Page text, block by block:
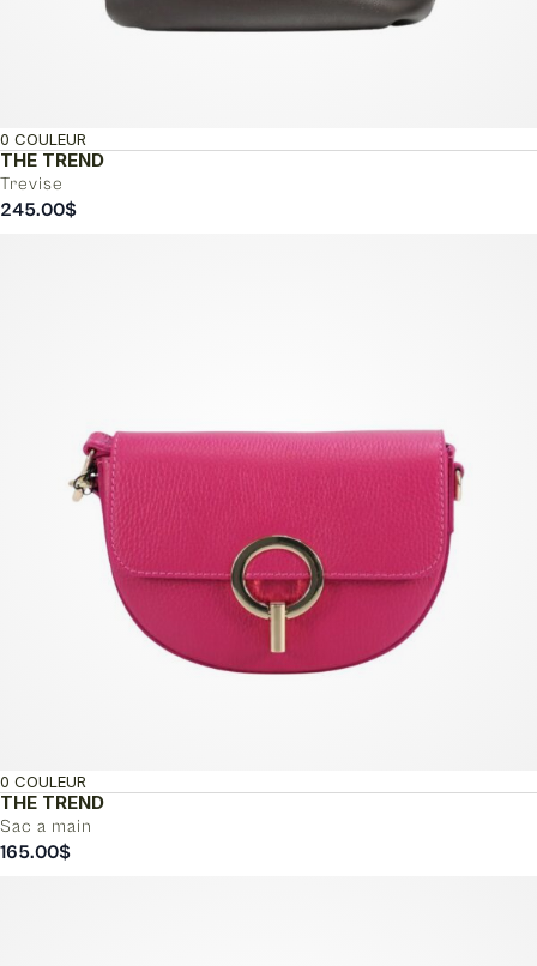
THE TREND
Trevise
0 COULEUR
245.00$
THE TREND
Sac a main
0 COULEUR
165.00$